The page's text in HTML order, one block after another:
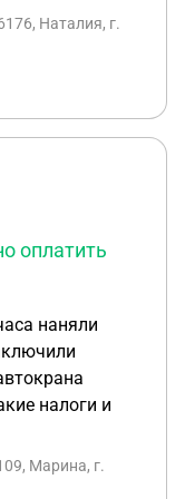
напрямую
в назначении
автомобиль
необходимо
ли какие то
на
договор на
договор?
Наталия, г.
оплатить
наняли
налоги и
Марина, г.